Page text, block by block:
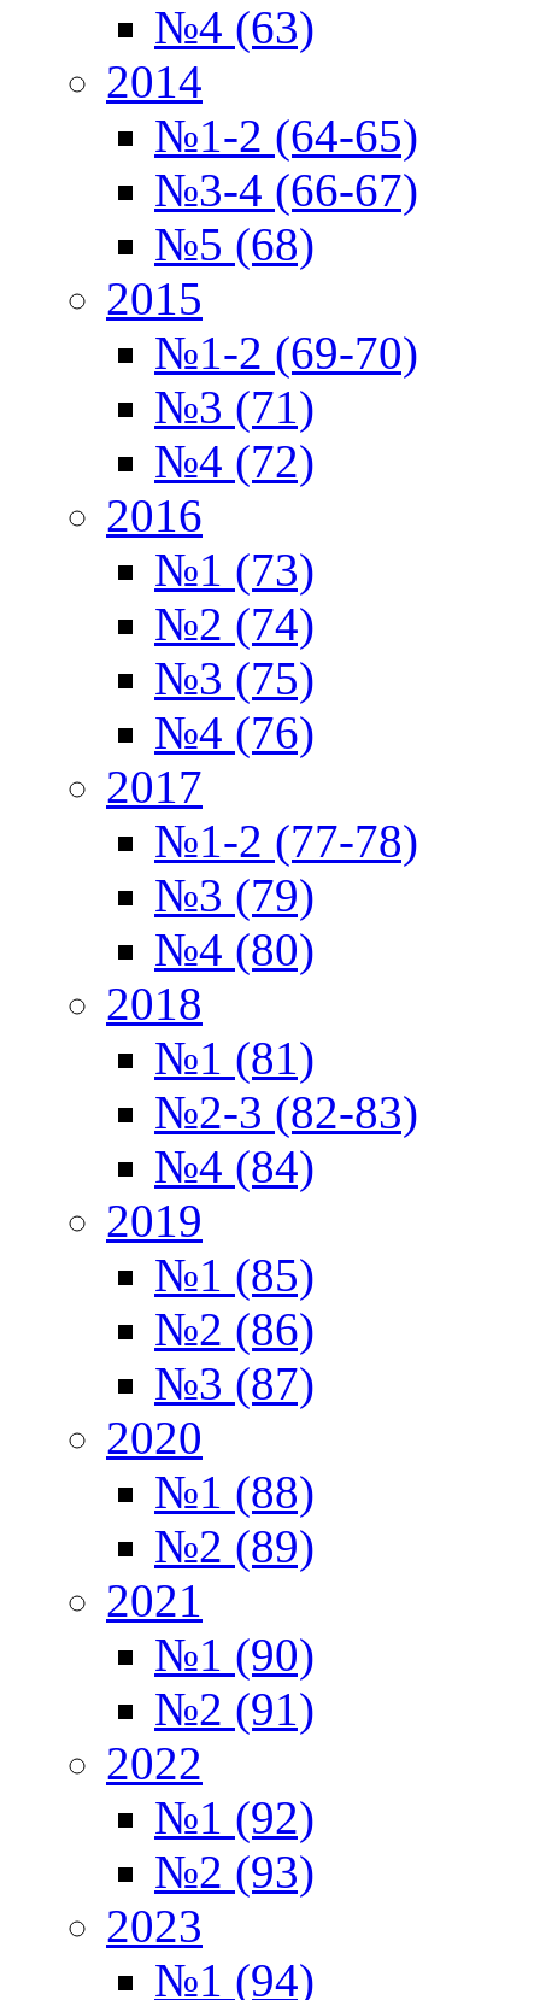
№4 (63)
2014
№1-2 (64-65)
№3-4 (66-67)
№5 (68)
2015
№1-2 (69-70)
№3 (71)
№4 (72)
2016
№1 (73)
№2 (74)
№3 (75)
№4 (76)
2017
№1-2 (77-78)
№3 (79)
№4 (80)
2018
№1 (81)
№2-3 (82-83)
№4 (84)
2019
№1 (85)
№2 (86)
№3 (87)
2020
№1 (88)
№2 (89)
2021
№1 (90)
№2 (91)
2022
№1 (92)
№2 (93)
2023
№1 (94)